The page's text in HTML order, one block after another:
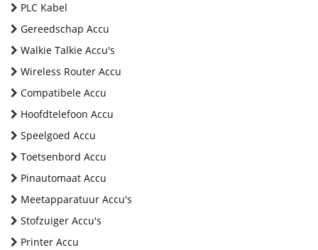
PLC Kabel
Gereedschap Accu
Walkie Talkie Accu's
Wireless Router Accu
Compatibele Accu
Hoofdtelefoon Accu
Speelgoed Accu
Toetsenbord Accu
Pinautomaat Accu
Meetapparatuur Accu's
Stofzuiger Accu's
Printer Accu